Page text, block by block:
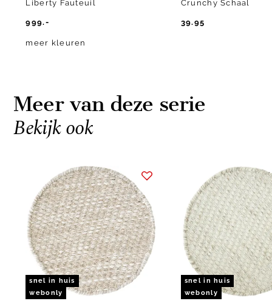
Liberty Fauteuil
999.-
meer kleuren
Crunchy Schaal
39.95
Meer van deze serie
Bekijk ook
snel in huis
webonly
snel in huis
webonly